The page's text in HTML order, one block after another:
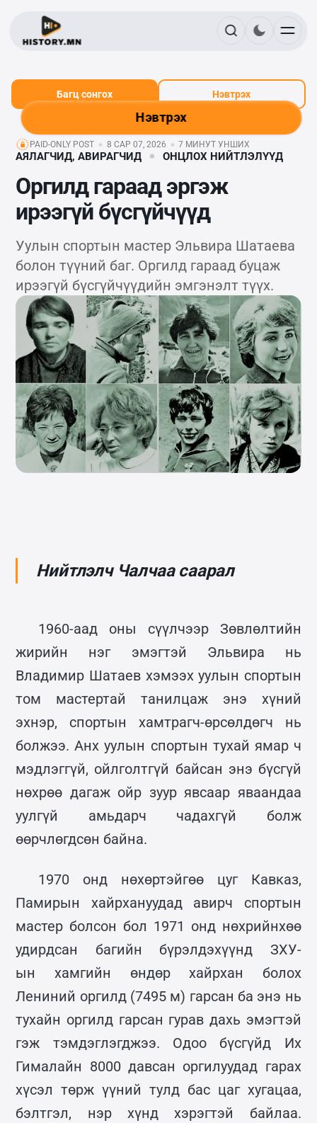
Нэвтрэх
Багц сонгох Нэвтрэх
PAID-ONLY POST 8 САР 07, 2026 7 МИНУТ УНШИХ
АЯЛАГЧИД, АВИРАГЧИД ОНЦЛОХ НИЙТЛЭЛҮҮД
Оргилд гараад эргэж
ирээгүй бүсгүйчүүд
Уулын спортын мастер Эльвира Шатаева
болон түүний баг. Оргилд гараад буцаж
ирээгүй бүсгүйчүүдийн эмгэнэлт түүх.
Нийтлэлч Чалчаа саарал
1960-аад оны сүүлчээр Зөвлөлтийн
жирийн нэг эмэгтэй Эльвира нь
Владимир Шатаев хэмээх уулын спортын
том мастертай танилцаж энэ хүний
эхнэр, спортын хамтрагч-өрсөлдөгч нь
болжээ. Анх уулын спортын тухай ямар ч
мэдлэггүй, ойлголтгүй байсан энэ бүсгүй
нөхрөө дагаж ойр зуур явсаар яваандаа
уулгүй амьдарч чадахгүй болж
өөрчлөгдсөн байна.
1970 онд нөхөртэйгөө цуг Кавказ,
Памирын хайрхануудад авирч спортын
мастер болсон бол 1971 онд нөхрийнхөө
удирдсан багийн бүрэлдэхүүнд ЗХУ-
ын хамгийн өндөр хайрхан болох
Лениний оргилд (7495 м) гарсан ба энэ нь
тухайн оргилд гарсан гурав дахь эмэгтэй
гэж тэмдэглэгджээ. Одоо бүсгүйд Их
Гималайн 8000 давсан оргилуудад гарах
хүсэл төрж үүний тулд бас цаг хугацаа,
бэлтгэл, нэр хүнд хэрэгтэй байлаа.